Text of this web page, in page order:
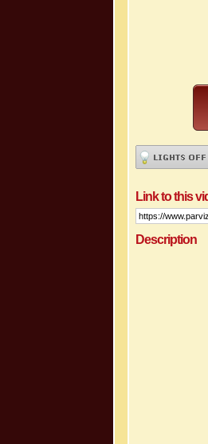
Link to this
Description